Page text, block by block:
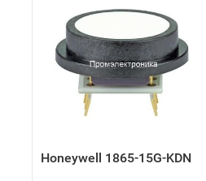
Honeywell 1865-15G-KDN